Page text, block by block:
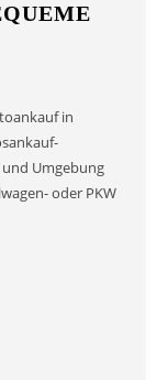
in
Umgebung
oder PKW